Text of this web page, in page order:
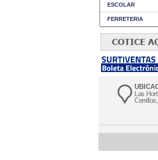
ESCOLAR
FERRETERIA
Las